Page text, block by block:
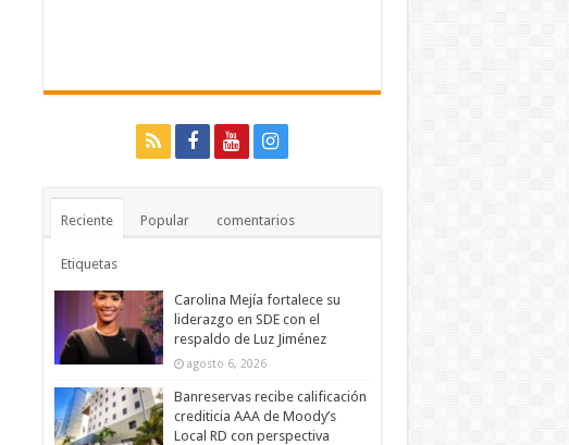
Reciente Popular comentarios
Etiquetas
Carolina Mejía fortalece su
liderazgo en SDE con el
respaldo de Luz Jiménez
agosto 6, 2026
Banreservas recibe calificación
crediticia AAA de Moody’s
Local RD con perspectiva